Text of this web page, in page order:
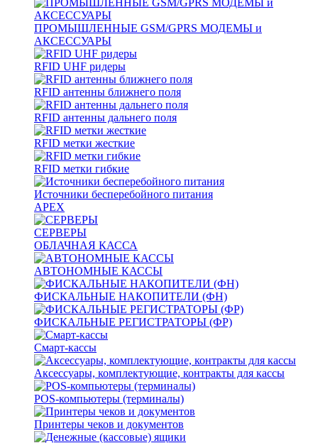
ПРОМЫШЛЕННЫЕ GSM/GPRS МОДЕМЫ и
АКСЕССУАРЫ
RFID UHF ридеры
RFID антенны ближнего поля
RFID антенны дальнего поля
RFID метки жесткие
RFID метки гибкие
Источники бесперебойного питания
APEX
СЕРВЕРЫ
ОБЛАЧНАЯ КАССА
АВТОНОМНЫЕ КАССЫ
ФИСКАЛЬНЫЕ НАКОПИТЕЛИ (ФН)
ФИСКАЛЬНЫЕ РЕГИСТРАТОРЫ (ФР)
Смарт-кассы
Аксессуары, комплектующие, контракты для кассы
POS-компьютеры (терминалы)
Принтеры чеков и документов